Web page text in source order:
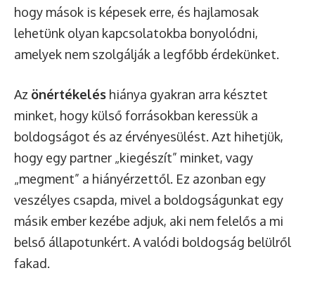
hogy mások is képesek erre, és hajlamosak
lehetünk olyan kapcsolatokba bonyolódni,
amelyek nem szolgálják a legfőbb érdekünket.
Az önértékelés hiánya gyakran arra késztet
minket, hogy külső forrásokban keressük a
boldogságot és az érvényesülést. Azt hihetjük,
hogy egy partner „kiegészít” minket, vagy
„megment” a hiányérzettől. Ez azonban egy
veszélyes csapda, mivel a boldogságunkat egy
másik ember kezébe adjuk, aki nem felelős a mi
belső állapotunkért. A valódi boldogság belülről
fakad.